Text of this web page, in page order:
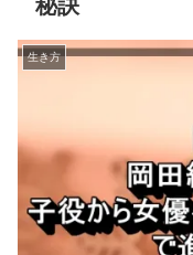
秘訣
生き方